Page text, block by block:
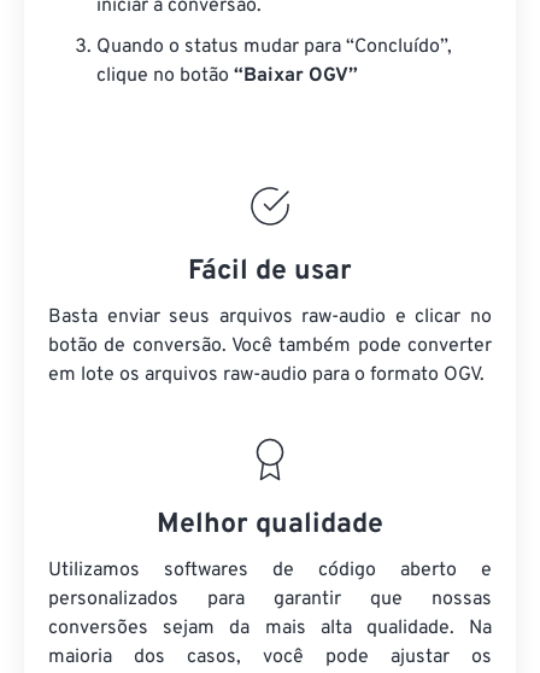
iniciar a conversão.
Quando o status mudar para “Concluído”,
clique no botão “Baixar OGV”
Fácil de usar
Basta enviar seus arquivos raw-audio e clicar no
botão de conversão. Você também pode converter
em lote os arquivos raw-audio para o formato OGV.
Melhor qualidade
Utilizamos softwares de código aberto e
personalizados para garantir que nossas
conversões sejam da mais alta qualidade. Na
maioria dos casos, você pode ajustar os